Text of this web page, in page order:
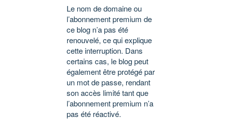
Le nom de domaine ou
l’abonnement premium de
ce blog n’a pas été
renouvelé, ce qui explique
cette interruption. Dans
certains cas, le blog peut
également être protégé par
un mot de passe, rendant
son accès limité tant que
l’abonnement premium n’a
pas été réactivé.